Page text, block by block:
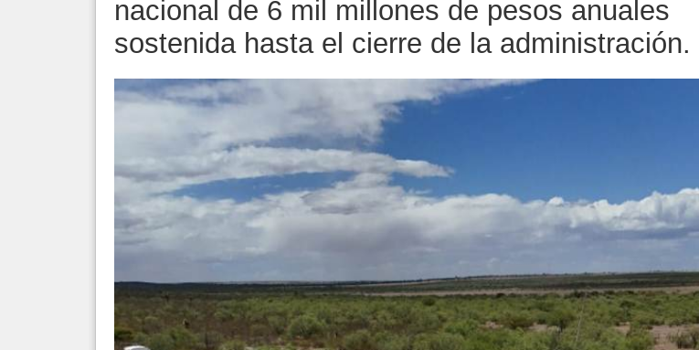
nacional de 6 mil millones de pesos anuales
sostenida hasta el cierre de la administración.